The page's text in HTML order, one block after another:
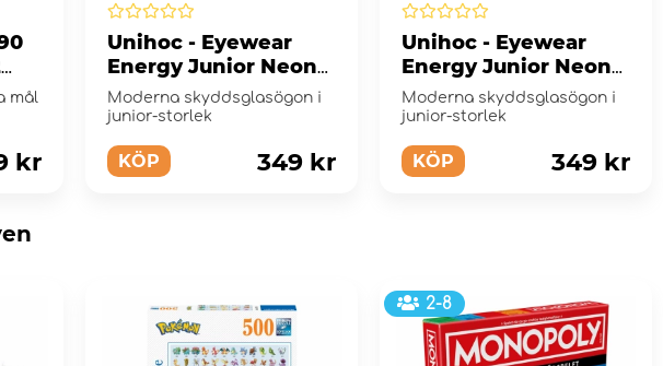
mål
kr
Unihoc - Eyewear
Energy Junior Neon
Green
Moderna skyddsglasögon i
junior-storlek
KÖP 349 kr
Unihoc - Eyewear
Energy Junior Neon
Yellow
Moderna skyddsglasögon i
junior-storlek
KÖP 349 kr
2-8